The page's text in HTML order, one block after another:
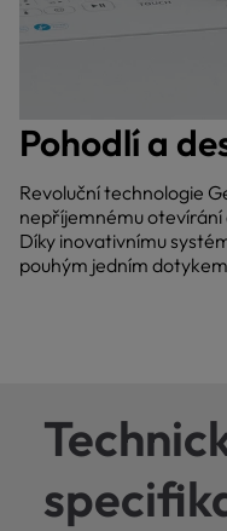
Pohodlí a
Revoluční technologie
nepříjemnému
Díky inovativnímu
pouhým jedním